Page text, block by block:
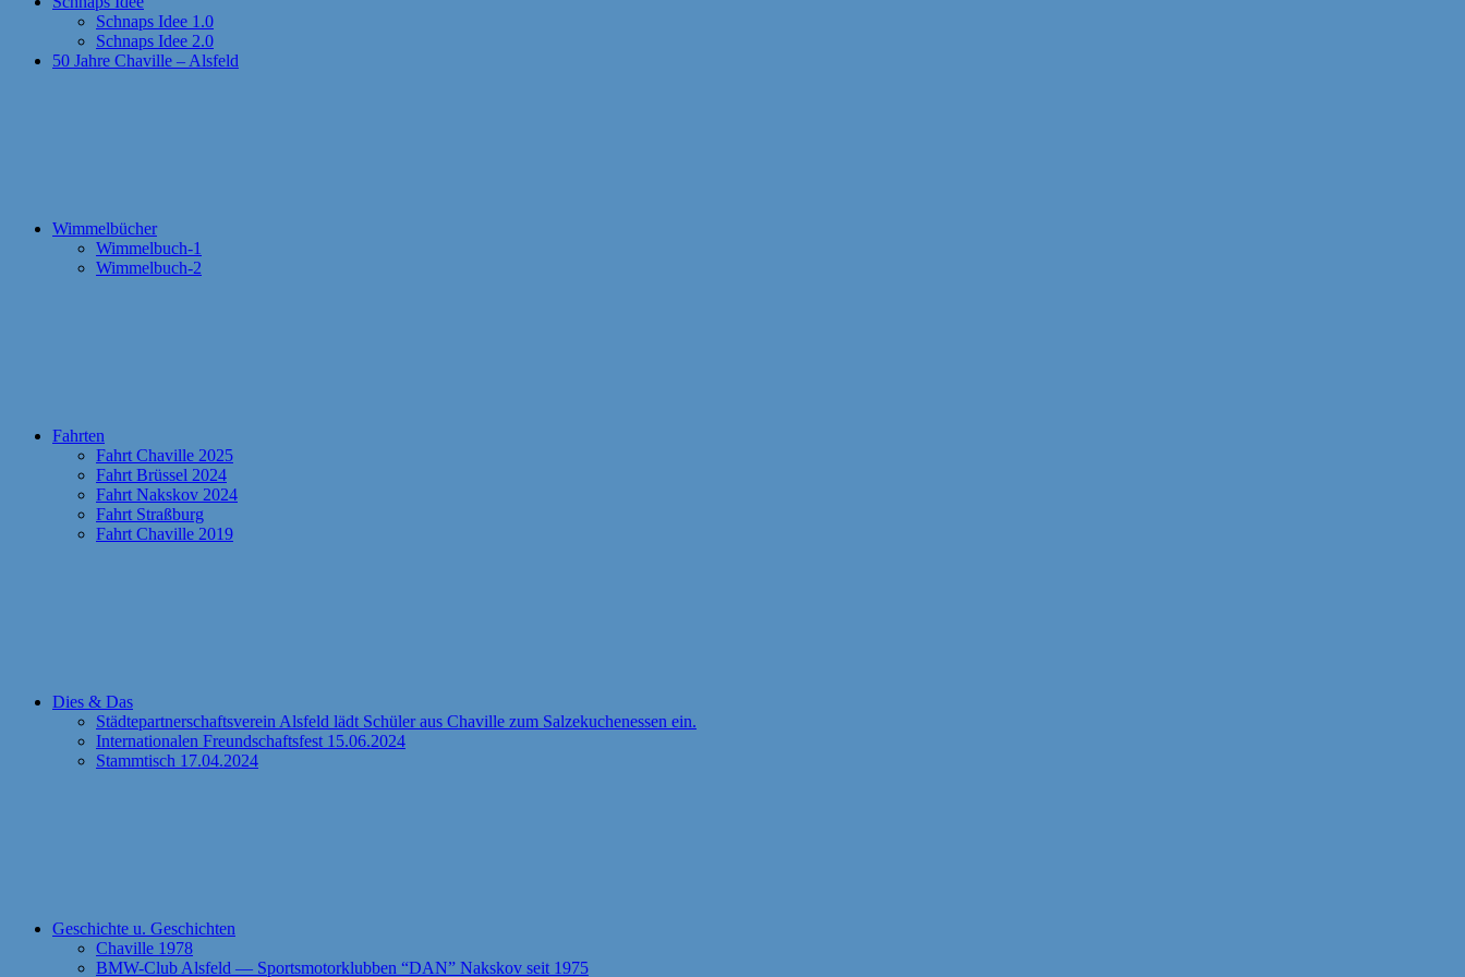
Schnaps Idee 1.0
Schnaps Idee 2.0
50 Jahre Chaville – Alsfeld
Wimmelbücher
Wimmelbuch-1
Wimmelbuch-2
Fahrten
Fahrt Chaville 2025
Fahrt Brüssel 2024
Fahrt Nakskov 2024
Fahrt Straßburg
Fahrt Chaville 2019
Dies & Das
Städtepartnerschaftsverein Alsfeld lädt Schüler aus Chaville zum Salzekuchenessen ein.
Internationalen Freundschaftsfest 15.06.2024
Stammtisch 17.04.2024
Geschichte u. Geschichten
Chaville 1978
BMW-Club Alsfeld — Sportsmotorklubben “DAN” Nakskov seit 1975